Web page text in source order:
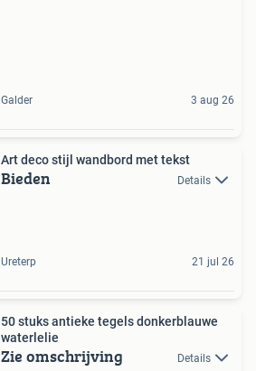
Galder 3 aug 26
Art deco stijl wandbord met tekst
Bieden Details
Ureterp 21 jul 26
50 stuks antieke tegels donkerblauwe
waterlelie
Zie omschrijving Details